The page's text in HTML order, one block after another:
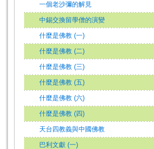
一個老沙彌的解見
中錫交換留學僧的演變
什麼是佛教 (一)
什麼是佛教 (二)
什麼是佛教 (三)
什麼是佛教 (五)
什麼是佛教 (六)
什麼是佛教 (四)
天台四教義與中國佛教
巴利文獻 (一)